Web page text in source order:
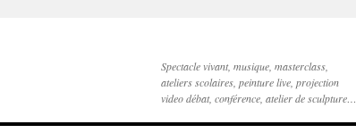
Spectacle vivant, musique, masterclass,
ateliers scolaires, peinture live, projection
video débat, conférence, atelier de sculpture…